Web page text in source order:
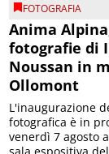
FOTOGRAFIA
Anima
fotografie di
Noussan in
Ollomont
L'inaugurazione
fotografica è in
venerdì 7 agosto
sala espositiva